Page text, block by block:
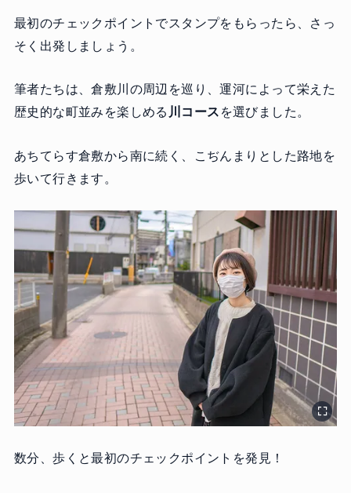
最初のチェックポイントでスタンプをもらったら、さっ
そく出発しましょう。
筆者たちは、倉敷川の周辺を巡り、運河によって栄えた
歴史的な町並みを楽しめる 川コース を選びました。
あちてらす倉敷から南に続く、こぢんまりとした路地を
歩いて行きます。
数分、歩くと最初のチェックポイントを発見！